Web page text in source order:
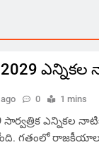
2029
0 1 mins
ఎన్నికల
గతంలో